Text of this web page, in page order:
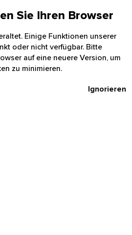
Sie Ihren Browser
Einige Funktionen unserer
oder nicht verfügbar. Bitte
auf eine neuere Version, um
zu minimieren.
Ignorieren